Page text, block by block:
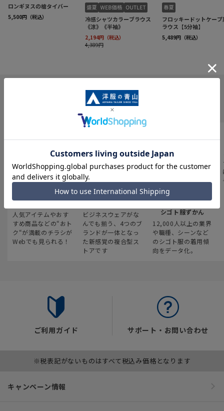
INFORMATION
最新のお買い得情報
人気アイテムやおす
すめ商品などの“おト
ク“が満載のチラシが
Webでも見られる！
スーツスクエア
ビジネスウェアがな
んでも揃う、4つのブ
ランドが一体となっ
た新感覚の複合型ス
トアです
みんなの
シゴト服ずかん
12,000人以上の業界
や職種、シーンなど
のシゴト服の着用傾
向をデータ化。
ご利用ガイド サポート・お問い合わせ
※税表記がないものはすべて税込み価格となります
キャンペーン情報